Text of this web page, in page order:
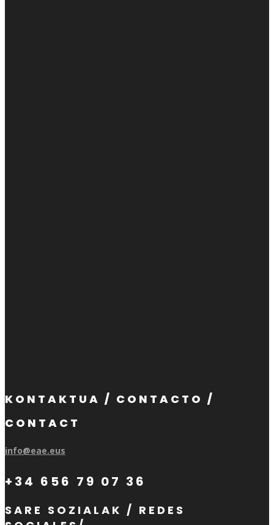
KONTAKTUA / CONTACTO /
CONTACT
info@eae.eus
+34 656 79 07 36
SARE SOZIALAK / REDES